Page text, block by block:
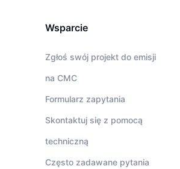
Wsparcie
Zgłoś swój projekt do emisji
na CMC
Formularz zapytania
Skontaktuj się z pomocą
techniczną
Często zadawane pytania